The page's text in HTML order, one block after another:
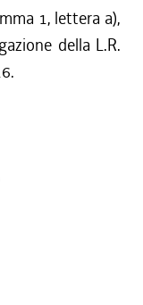
1, lettera a),
della L.R.